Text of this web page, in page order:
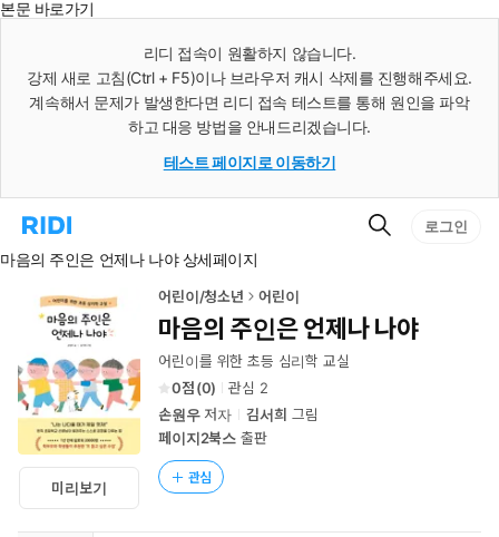
본문 바로가기
리디 접속이 원활하지 않습니다.
강제 새로 고침(Ctrl + F5)이나 브라우저 캐시 삭제를 진행해주세요.
계속해서 문제가 발생한다면 리디 접속 테스트를 통해 원인을 파악
하고 대응 방법을 안내드리겠습니다.
테스트 페이지로 이동하기
리
홈
검
로그인
마음의 주인은 언제나 나야 상세페이지
미리보기
어린이/청소년 어린이
마음의 주인은 언제나 나야
어린이를 위한 초등 심리학 교실
0
(0) 관심 2
손원우저자 김서희 그림
페이지2북스 출판
관심